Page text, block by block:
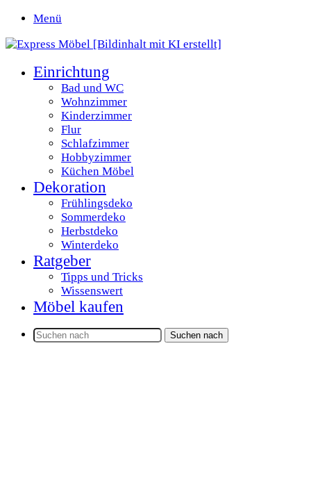
Menü
Einrichtung
Bad und WC
Wohnzimmer
Kinderzimmer
Flur
Schlafzimmer
Hobbyzimmer
Küchen Möbel
Dekoration
Frühlingsdeko
Sommerdeko
Herbstdeko
Winterdeko
Ratgeber
Tipps und Tricks
Wissenswert
Möbel kaufen
Suchen nach